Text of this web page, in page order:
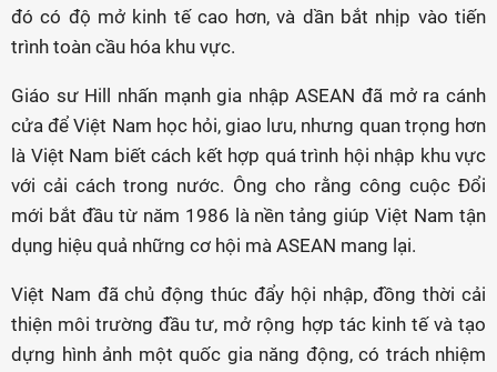
đó có độ mở kinh tế cao hơn, và dần bắt nhịp vào tiến
trình toàn cầu hóa khu vực.
Giáo sư Hill nhấn mạnh gia nhập ASEAN đã mở ra cánh
cửa để Việt Nam học hỏi, giao lưu, nhưng quan trọng hơn
là Việt Nam biết cách kết hợp quá trình hội nhập khu vực
với cải cách trong nước. Ông cho rằng công cuộc Đổi
mới bắt đầu từ năm 1986 là nền tảng giúp Việt Nam tận
dụng hiệu quả những cơ hội mà ASEAN mang lại.
Việt Nam đã chủ động thúc đẩy hội nhập, đồng thời cải
thiện môi trường đầu tư, mở rộng hợp tác kinh tế và tạo
dựng hình ảnh một quốc gia năng động, có trách nhiệm